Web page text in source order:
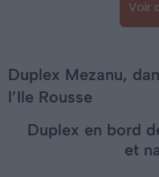
Voir
Duplex Mezanu,
l’Ile Rousse
Duplex en bord
et